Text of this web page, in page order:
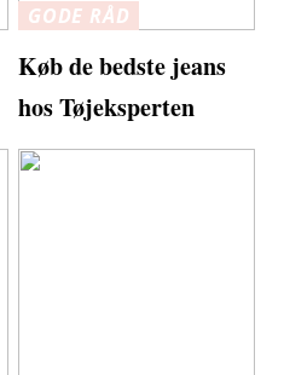
GODE RÅD
Køb de bedste jeans
hos Tøjeksperten